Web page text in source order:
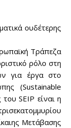
ουδέτερης
Τράπεζα
ρόλο στη
για έργα στο
(Sustainable
SEIP είναι η
Μετάβασης